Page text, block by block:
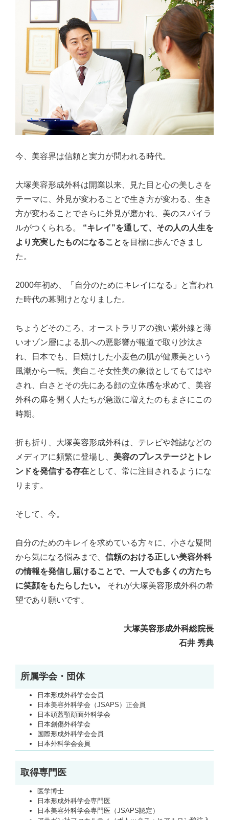
今、美容界は信頼と実力が問われる時代。
大塚美容形成外科は開業以来、見た目と心の美しさを
テーマに、外見が変わることで生き方が変わる、生き
方が変わることでさらに外見が磨かれ、美のスパイラ
ルがつくられる。 “キレイ”を通して、その人の人生を
より充実したものになること を目標に歩んできまし
た。
2000年初め、「自分のためにキレイになる」と言われ
た時代の幕開けとなりました。
ちょうどそのころ、オーストラリアの強い紫外線と薄
いオゾン層による肌への悪影響が報道で取り沙汰さ
れ、日本でも、日焼けした小麦色の肌が健康美という
風潮から一転。美白こそ女性美の象徴としてもてはや
され、白さとその先にある顔の立体感を求めて、美容
外科の扉を開く人たちが急激に増えたのもまさにこの
時期。
折も折り、大塚美容形成外科は、テレビや雑誌などの
メディアに頻繁に登場し、 美容のプレステージとトレ
ンドを発信する存在として、常に注目されるようにな
ります。
そして、今。
自分のためのキレイを求めている方々に、小さな疑問
から気になる悩みまで、 信頼のおける正しい美容外科
の情報を発信し届けることで、一人でも多くの方たち
に笑顔をもたらしたい。
それが大塚美容形成外科の希
望であり願いです。
大塚美容形成外科総院長
石井 秀典
所属学会・団体
日本形成外科学会会員
日本美容外科学会（JSAPS）正会員
日本頭蓋顎顔面外科学会
日本創傷外科学会
国際形成外科学会会員
日本外科学会会員
取得専門医
医学博士
日本形成外科学会専門医
日本美容外科学会専門医（JSAPS認定）